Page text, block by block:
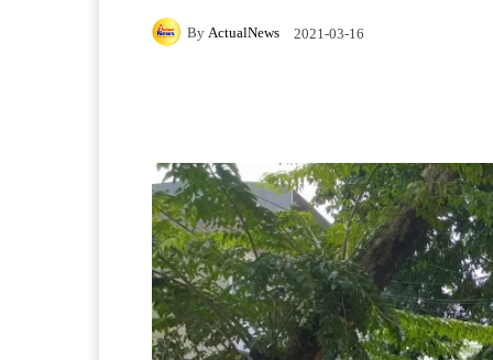
By ActualNews 2021-03-16